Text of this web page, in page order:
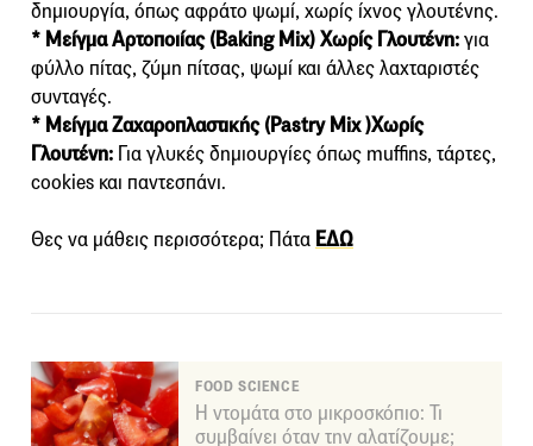
δημιουργία, όπως αφράτο ψωμί, χωρίς ίχνος γλουτένης.
* Μείγμα Αρτοποιίας (Baking Mix) Χωρίς Γλουτένη:για
φύλλο πίτας, ζύμη πίτσας, ψωμί και άλλες λαχταριστές
συνταγές.
* Μείγμα Ζαχαροπλαστικής (Pastry Mix )Χωρίς
Γλουτένη: Για γλυκές δημιουργίες όπως muffins, τάρτες,
cookies και παντεσπάνι.
Θες να μάθεις περισσότερα; Πάτα ΕΔΩ
FOOD SCIENCE
Η ντομάτα στο μικροσκόπιο: Τι
συμβαίνει όταν την αλατίζουμε;